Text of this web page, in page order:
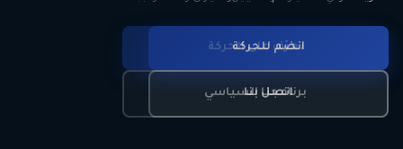
تعرّف على الحركة
برنامجنا السياسي
انضم للحركة
اتصل بنا